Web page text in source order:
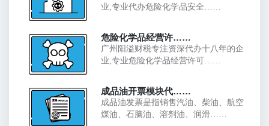
业,专业代办危险化学品安全……
危险化学品经营许……
广州阳溢财税专注资深代办十八年的企
业,专业危险化学品经营许可……
成品油开票模块代……
成品油发票是指销售汽油、柴油、航空
煤油、石脑油、溶剂油、润滑……